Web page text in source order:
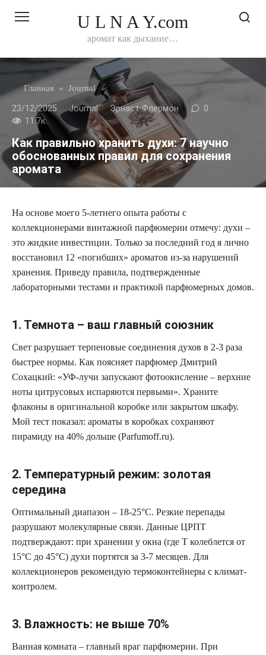
U L N A Y.com
аромат как дыхание…
Главная » Journal
23/12/2025 Journal Эрнаст Флермон
0
11.7к.
Как правильно хранить духи: 7 научно
обоснованных правил для сохранения
аромата
На основе моего 5-летнего опыта работы с
коллекционерами винтажной парфюмерии отмечу: духи –
это жидкие инвестиции. Только за последний год я лично
восстановил 12 «погибших» ароматов из-за нарушений
хранения. Приведу правила, подтвержденные
лабораторными тестами и практикой парфюмерных домов.
1. Темнота – ваш главный союзник
Свет разрушает терпеновые соединения духов в 2-3 раза
быстрее нормы. Как поясняет парфюмер Дмитрий
Сохацкий: «УФ-лучи запускают фотоокисление – верхние
ноты цитрусовых испаряются первыми». Храните
флаконы в оригинальной коробке или закрытом шкафу.
Мой тест показал: ароматы в коробках сохраняют
пирамиду на 40% дольше (Parfumoff.ru).
2. Температурный режим: золотая
середина
Оптимальный диапазон – 18-25°C. Резкие перепады
разрушают молекулярные связи. Данные ЦРПТ
подтверждают: при хранении у окна (где T колеблется от
15°C до 45°C) духи портятся за 3-7 месяцев. Для
коллекционеров рекомендую термоконтейнеры с климат-
контролем.
3. Влажность: не выше 70%
Ванная комната – главный враг парфюмерии. При